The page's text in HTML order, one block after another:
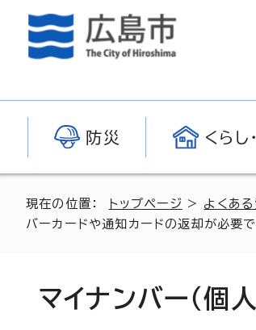
防災 くらし
現在の位置： トップページ > よくあ
バーカードや通知カードの返却が
マイナンバー（個